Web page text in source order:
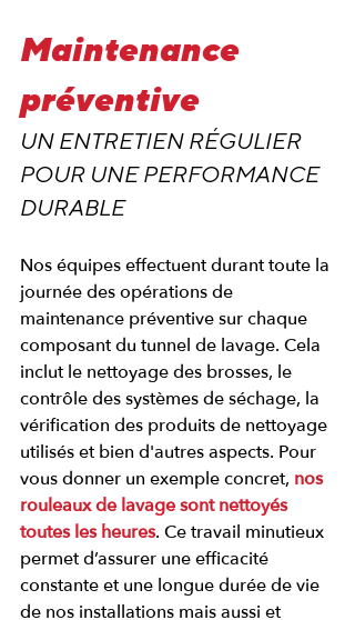
Maintenance
préventive
UN ENTRETIEN RÉGULIER
POUR UNE PERFORMANCE
DURABLE
Nos équipes effectuent durant toute la
journée des opérations de
maintenance préventive sur chaque
composant du tunnel de lavage. Cela
inclut le nettoyage des brosses, le
contrôle des systèmes de séchage, la
vérification des produits de nettoyage
utilisés et bien d'autres aspects. Pour
vous donner un exemple concret, nos
rouleaux de lavage sont nettoyés
toutes les heures. Ce travail minutieux
permet d’assurer une efficacité
constante et une longue durée de vie
de nos installations mais aussi et